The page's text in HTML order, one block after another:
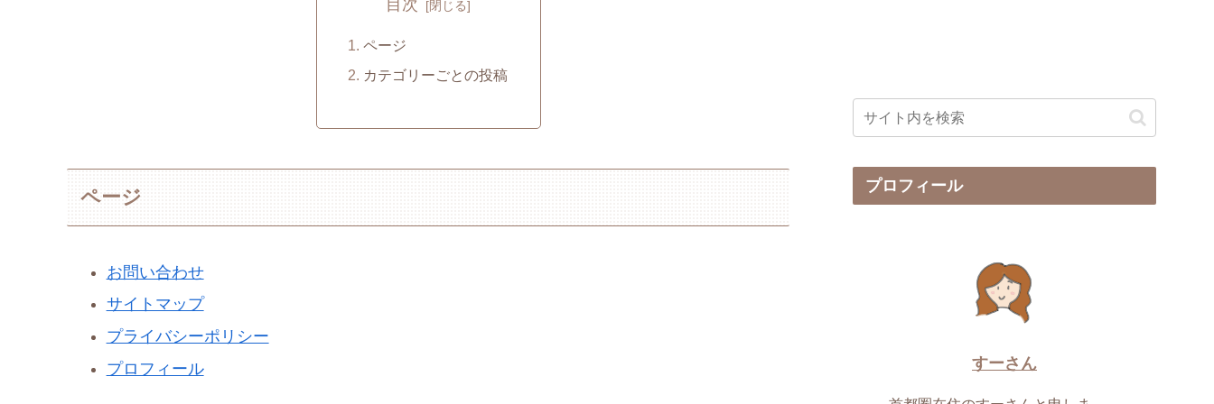
目次
ページ
カテゴリーごとの投稿
ページ
お問い合わせ
サイトマップ
プライバシーポリシー
プロフィール
プロフィール
すーさん